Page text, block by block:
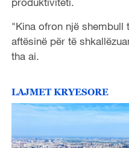
"Kina ofron një shembull
aftësinë për të
tha ai.
LAJMET KRYESORE